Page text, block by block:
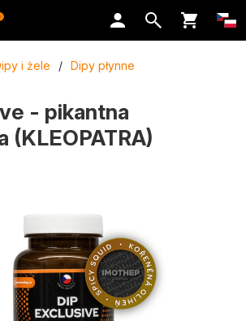
i żele / Dipy płynne
- pikantna
(KLEOPATRA)